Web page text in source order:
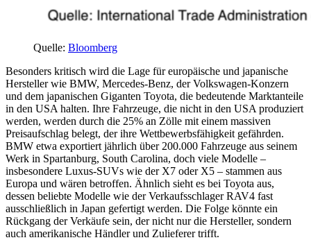
Quelle: Bloomberg
Besonders kritisch wird die Lage für europäische und japanische
Hersteller wie BMW, Mercedes-Benz, der Volkswagen-Konzern
und dem japanischen Giganten Toyota, die bedeutende Marktanteile
in den USA halten. Ihre Fahrzeuge, die nicht in den USA produziert
werden, werden durch die 25% an Zölle mit einem massiven
Preisaufschlag belegt, der ihre Wettbewerbsfähigkeit gefährden.
BMW etwa exportiert jährlich über 200.000 Fahrzeuge aus seinem
Werk in Spartanburg, South Carolina, doch viele Modelle –
insbesondere Luxus-SUVs wie der X7 oder X5 – stammen aus
Europa und wären betroffen. Ähnlich sieht es bei Toyota aus,
dessen beliebte Modelle wie der Verkaufsschlager RAV4 fast
ausschließlich in Japan gefertigt werden. Die Folge könnte ein
Rückgang der Verkäufe sein, der nicht nur die Hersteller, sondern
auch amerikanische Händler und Zulieferer trifft.